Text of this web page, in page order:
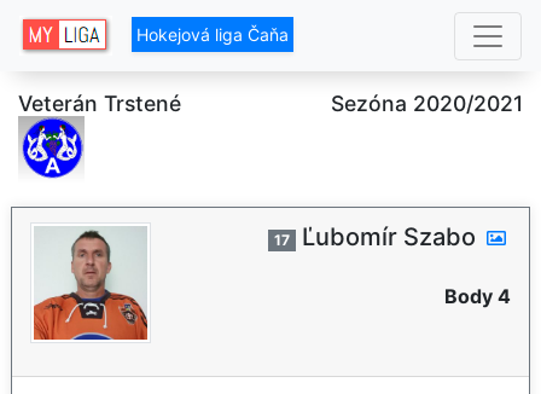
Hokejová liga Čaňa
Veterán Trstené Sezóna 2020/2021
17 Ľubomír Szabo
Body 4